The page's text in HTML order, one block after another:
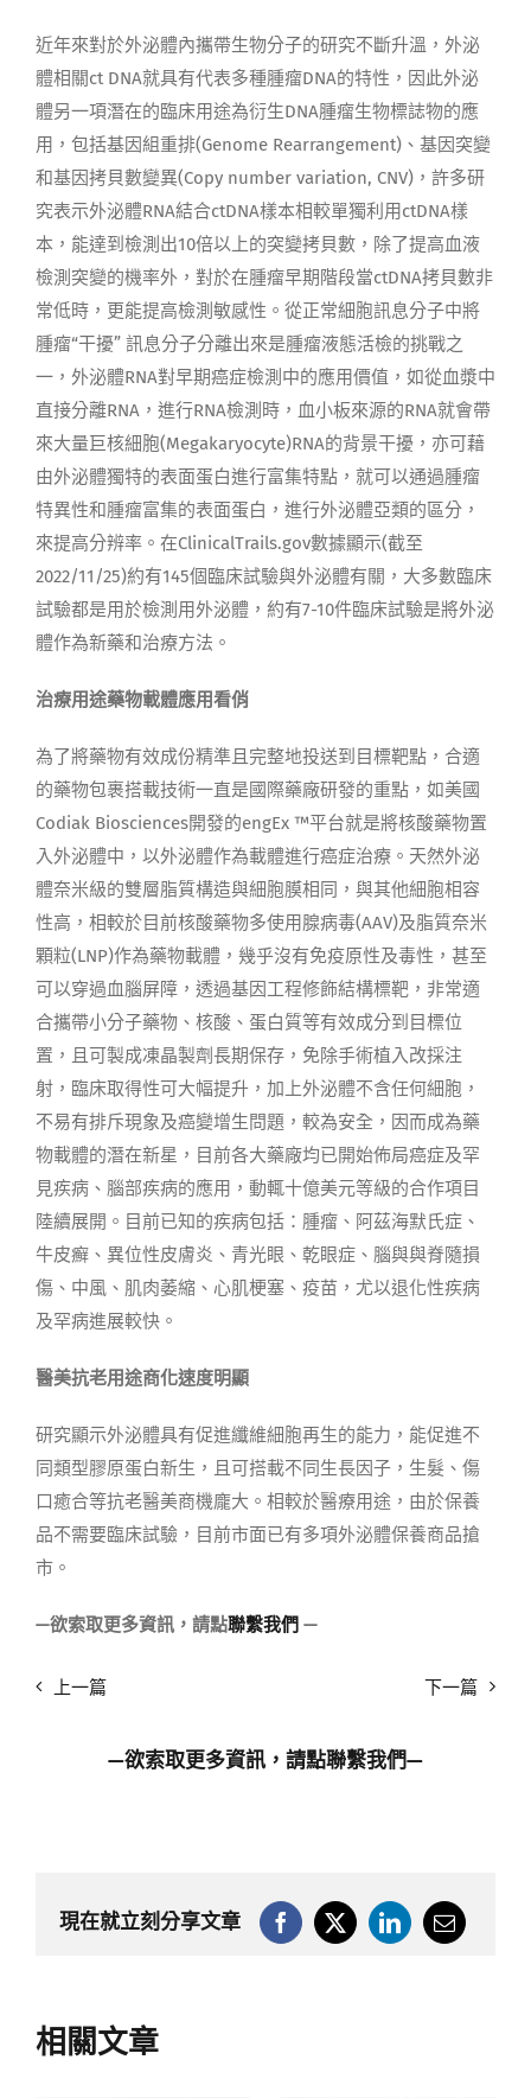
近年來對於外泌體內攜帶生物分子的研究不斷升溫，外泌
體相關ct DNA就具有代表多種腫瘤DNA的特性，因此外泌
體另一項潛在的臨床用途為衍生DNA腫瘤生物標誌物的應
用，包括基因組重排(Genome Rearrangement)、基因突變
和基因拷貝數變異(Copy number variation, CNV)，許多研
究表示外泌體RNA結合ctDNA樣本相較單獨利用ctDNA樣
本，能達到檢測出10倍以上的突變拷貝數，除了提高血液
檢測突變的機率外，對於在腫瘤早期階段當ctDNA拷貝數非
常低時，更能提高檢測敏感性。從正常細胞訊息分子中將
腫瘤“干擾” 訊息分子分離出來是腫瘤液態活檢的挑戰之
一，外泌體RNA對早期癌症檢測中的應用價值，如從血漿中
直接分離RNA，進行RNA檢測時，血小板來源的RNA就會帶
來大量巨核細胞(Megakaryocyte)RNA的背景干擾，亦可藉
由外泌體獨特的表面蛋白進行富集特點，就可以通過腫瘤
特異性和腫瘤富集的表面蛋白，進行外泌體亞類的區分，
來提高分辨率。在ClinicalTrails.gov數據顯示(截至
2022/11/25)約有145個臨床試驗與外泌體有關，大多數臨床
試驗都是用於檢測用外泌體，約有7-10件臨床試驗是將外泌
體作為新藥和治療方法。
治療用途藥物載體應用看俏
為了將藥物有效成份精準且完整地投送到目標靶點，合適
的藥物包裹搭載技術一直是國際藥廠研發的重點，如美國
Codiak Biosciences開發的engEx ™平台就是將核酸藥物置
入外泌體中，以外泌體作為載體進行癌症治療。天然外泌
體奈米級的雙層脂質構造與細胞膜相同，與其他細胞相容
性高，相較於目前核酸藥物多使用腺病毒(AAV)及脂質奈米
顆粒(LNP)作為藥物載體，幾乎沒有免疫原性及毒性，甚至
可以穿過血腦屏障，透過基因工程修飾結構標靶，非常適
合攜帶小分子藥物、核酸、蛋白質等有效成分到目標位
置，且可製成凍晶製劑長期保存，免除手術植入改採注
射，臨床取得性可大幅提升，加上外泌體不含任何細胞，
不易有排斥現象及癌變增生問題，較為安全，因而成為藥
物載體的潛在新星，目前各大藥廠均已開始佈局癌症及罕
見疾病、腦部疾病的應用，動輒十億美元等級的合作項目
陸續展開。目前已知的疾病包括：腫瘤、阿茲海默氏症、
牛皮癬、異位性皮膚炎、青光眼、乾眼症、腦與與脊隨損
傷、中風、肌肉萎縮、心肌梗塞、疫苗，尤以退化性疾病
及罕病進展較快。
醫美抗老用途商化速度明顯
研究顯示外泌體具有促進纖維細胞再生的能力，能促進不
同類型膠原蛋白新生，且可搭載不同生長因子，生髮、傷
口癒合等抗老醫美商機龐大。相較於醫療用途，由於保養
品不需要臨床試驗，目前市面已有多項外泌體保養商品搶
市。
—欲索取更多資訊，請點聯繫我們 —
上一篇 下一篇
—欲索取更多資訊，請點聯繫我們—
現在就立刻分享文章
相關文章